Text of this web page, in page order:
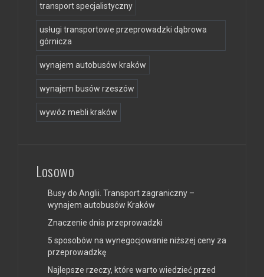
transport specjalistyczny
usługi transportowe przeprowadzki dąbrowa
górnicza
wynajem autobusów kraków
wynajem busów rzeszów
wywóz mebli kraków
Losowo
Busy do Anglii. Transport zagraniczny –
wynajem autobusów Kraków
Znaczenie dnia przeprowadzki
5 sposobów na wynegocjowanie niższej ceny za
przeprowadzkę
Najlepsze rzeczy, które warto wiedzieć przed